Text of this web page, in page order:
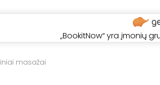
„BookitNow“ yra įmonių
masažai